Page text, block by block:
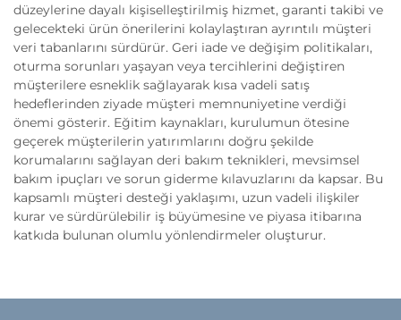
düzeylerine dayalı kişiselleştirilmiş hizmet, garanti takibi ve
gelecekteki ürün önerilerini kolaylaştıran ayrıntılı müşteri
veri tabanlarını sürdürür. Geri iade ve değişim politikaları,
oturma sorunları yaşayan veya tercihlerini değiştiren
müşterilere esneklik sağlayarak kısa vadeli satış
hedeflerinden ziyade müşteri memnuniyetine verdiği
önemi gösterir. Eğitim kaynakları, kurulumun ötesine
geçerek müşterilerin yatırımlarını doğru şekilde
korumalarını sağlayan deri bakım teknikleri, mevsimsel
bakım ipuçları ve sorun giderme kılavuzlarını da kapsar. Bu
kapsamlı müşteri desteği yaklaşımı, uzun vadeli ilişkiler
kurar ve sürdürülebilir iş büyümesine ve piyasa itibarına
katkıda bulunan olumlu yönlendirmeler oluşturur.